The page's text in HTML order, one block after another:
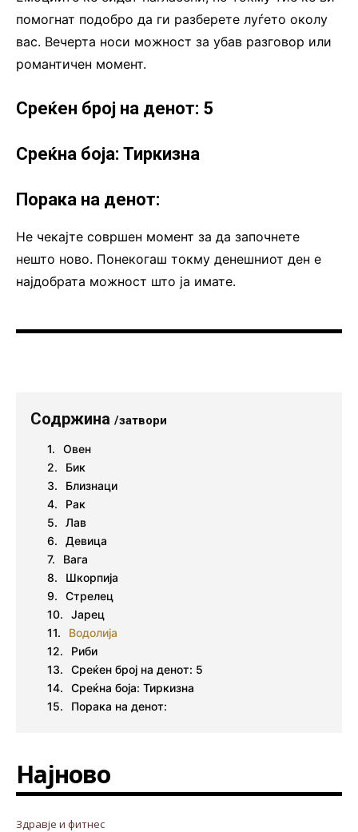
помогнат подобро да ги разберете луѓето околу
вас. Вечерта носи можност за убав разговор или
романтичен момент.
Среќен број на денот: 5
Среќна боја: Тиркизна
Порака на денот:
Не чекајте совршен момент за да започнете
нешто ново. Понекогаш токму денешниот ден е
најдобрата можност што ја имате.
Содржина /затвори
Овен
Бик
Близнаци
Рак
Лав
Девица
Вага
Шкорпија
Стрелец
Јарец
Водолија
Риби
Среќен број на денот: 5
Среќна боја: Тиркизна
Порака на денот:
Најново
Здравје и фитнес